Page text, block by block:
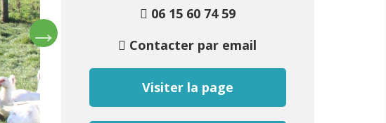
06 15 60 74 59
Contacter par email
Visiter la page